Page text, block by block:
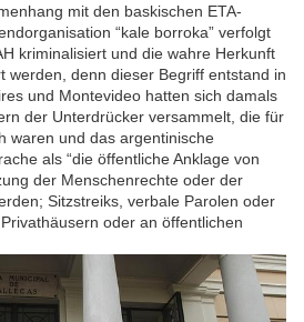
mit den baskischen ETA-
“kale borroka” verfolgt
kriminalisiert und die wahre Herkunft
werden, denn dieser Begriff entstand in
und Montevideo hatten sich damals
der Unterdrücker versammelt, die für
waren und das argentinische
als “die öffentliche Anklage von
der Menschenrechte oder der
Sitzstreiks, verbale Parolen oder
oder an öffentlichen